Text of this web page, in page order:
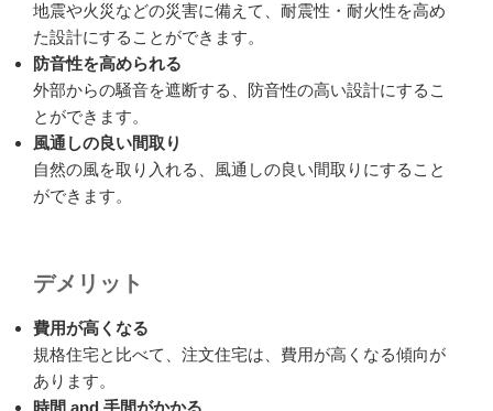
地震や火災などの災害に備えて、耐震性・耐火性を高め
た設計にすることができます。
防音性を高められる
外部からの騒音を遮断する、防音性の高い設計にするこ
とができます。
風通しの良い間取り
自然の風を取り入れる、風通しの良い間取りにすること
ができます。
デメリット
費用が高くなる
規格住宅と比べて、注文住宅は、費用が高くなる傾向が
あります。
時間 and 手間がかかる